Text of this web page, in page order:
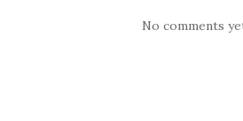
No comments